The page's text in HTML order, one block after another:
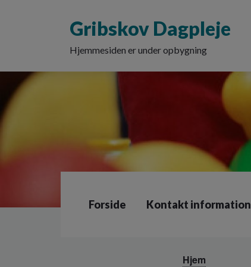
e
d
d
Gribskov Dagpleje
Hjemmesiden er under opbygning
Forside Kontakt information
Hjem